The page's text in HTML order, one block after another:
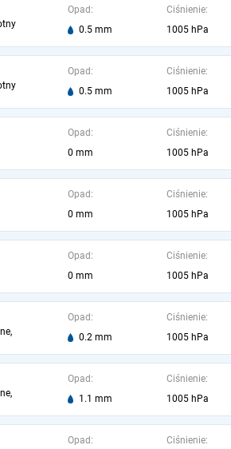
Opad:
0.5 mm
Ciśnienie:
1005 hPa
Opad:
0.5 mm
Ciśnienie:
1005 hPa
Opad:
0 mm
Ciśnienie:
1005 hPa
Opad:
0 mm
Ciśnienie:
1005 hPa
Opad:
0 mm
Ciśnienie:
1005 hPa
Opad:
0.2 mm
Ciśnienie:
1005 hPa
Opad:
1.1 mm
Ciśnienie:
1005 hPa
Opad: Ciśnienie: